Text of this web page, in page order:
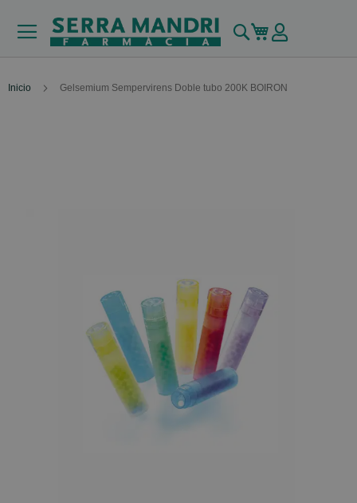
Buscar
Mi carrito
Inicio Gelsemium Sempervirens Doble tubo 200K BOIRON